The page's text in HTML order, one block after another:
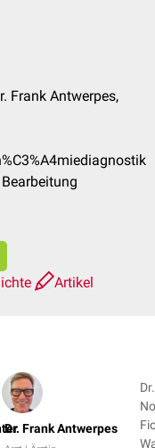
Frank Antwerpes,
Artikel
Dr. Frank Antwerpes
Dr.